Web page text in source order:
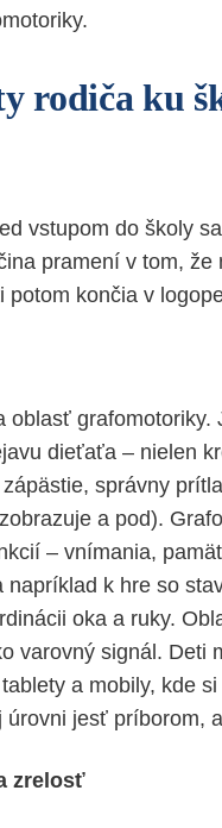
rodiča ku
vstupom do školy
pramení v tom,
končia v
oblasť
dieťaťa – nielen
správny
a pod).
– vnímania,
k hre so
oka a ruky.
varovný signál. Deti
a mobily, kde
úrovni jesť príborom,
zrelosť